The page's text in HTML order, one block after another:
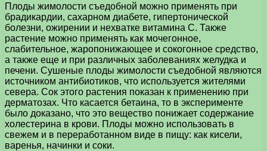
Плоды жимолости съедобной можно применять при
брадикардии, сахарном диабете, гипертонической
болезни, ожирении и нехватке витамина С. Также
растение можно применять как мочегонное,
слабительное, жаропонижающее и сокогонное средство,
а также еще и при различных заболеваниях желудка и
печени. Сушеные плоды жимолости съедобной являются
источником антибиотиков, что используется жителями
севера. Сок этого растения показан к применению при
дерматозах. Что касается бетаина, то в эксперименте
было доказано, что это вещество понижает содержание
холестерина в крови. Плоды можно использовать в
свежем и в переработанном виде в пищу: как кисели,
варенья, начинки и соки.